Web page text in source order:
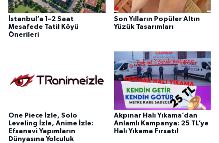
İstanbul’a 1–2 Saat
Mesafede Tatil Köyü
Önerileri
Son Yılların Popüler Altın
Yüzük Tasarımları
One Piece İzle, Solo
Leveling İzle, Anime İzle:
Efsanevi Yapımların
Dünyasına Yolculuk
Akpınar Halı Yıkama’dan
Anlamlı Kampanya: 25 TL’ye
Halı Yıkama Fırsatı!